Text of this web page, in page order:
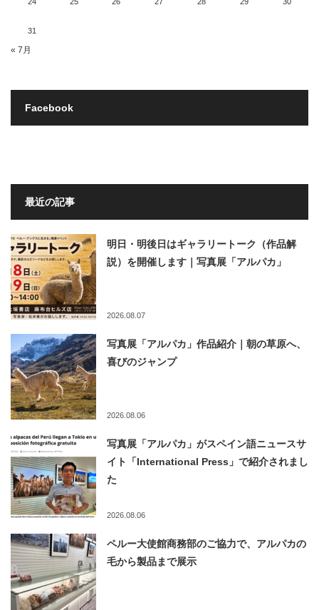
31
« 7月
Facebook
最近の記事
明日・明後日はギャラリートーク（作品解
説）を開催します｜写真展「アルパカ」
2026.08.07
写真展「アルパカ」作品紹介｜朝の草原へ、
喜びのジャンプ
2026.08.06
写真展「アルパカ」がスペイン語ニュースサ
イト「International Press」で紹介されまし
た
2026.08.06
ペルー大使館商務部のご協力で、アルパカの
毛から製品まで展示